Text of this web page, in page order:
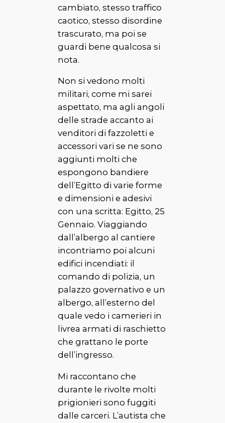
cambiato, stesso traffico
caotico, stesso disordine
trascurato, ma poi se
guardi bene qualcosa si
nota.
Non si vedono molti
militari, come mi sarei
aspettato, ma agli angoli
delle strade accanto ai
venditori di fazzoletti e
accessori vari se ne sono
aggiunti molti che
espongono bandiere
dell’Egitto di varie forme
e dimensioni e adesivi
con una scritta: Egitto, 25
Gennaio. Viaggiando
dall’albergo al cantiere
incontriamo poi alcuni
edifici incendiati: il
comando di polizia, un
palazzo governativo e un
albergo, all’esterno del
quale vedo i camerieri in
livrea armati di raschietto
che grattano le porte
dell’ingresso.
Mi raccontano che
durante le rivolte molti
prigionieri sono fuggiti
dalle carceri. L’autista che